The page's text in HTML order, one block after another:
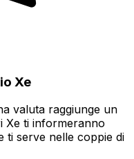
Xe
valuta raggiunge un
Xe ti informeranno
ti serve nelle coppie di